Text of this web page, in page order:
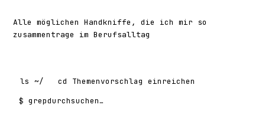
Alle möglichen Handkniffe, die ich mir so
zusammentrage im Berufsalltag
ls ~/ cd
Themenvorschlag einreichen
$ grep
Suchen nach: